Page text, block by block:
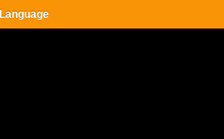
Language